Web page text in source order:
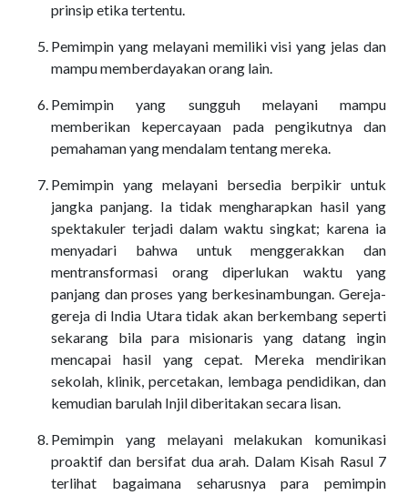
prinsip etika tertentu.
Pemimpin yang melayani memiliki visi yang jelas dan
mampu memberdayakan orang lain.
Pemimpin yang sungguh melayani mampu
memberikan kepercayaan pada pengikutnya dan
pemahaman yang mendalam tentang mereka.
Pemimpin yang melayani bersedia berpikir untuk
jangka panjang. Ia tidak mengharapkan hasil yang
spektakuler terjadi dalam waktu singkat; karena ia
menyadari bahwa untuk menggerakkan dan
mentransformasi orang diperlukan waktu yang
panjang dan proses yang berkesinambungan. Gereja-
gereja di India Utara tidak akan berkembang seperti
sekarang bila para misionaris yang datang ingin
mencapai hasil yang cepat. Mereka mendirikan
sekolah, klinik, percetakan, lembaga pendidikan, dan
kemudian barulah Injil diberitakan secara lisan.
Pemimpin yang melayani melakukan komunikasi
proaktif dan bersifat dua arah. Dalam Kisah Rasul 7
terlihat bagaimana seharusnya para pemimpin